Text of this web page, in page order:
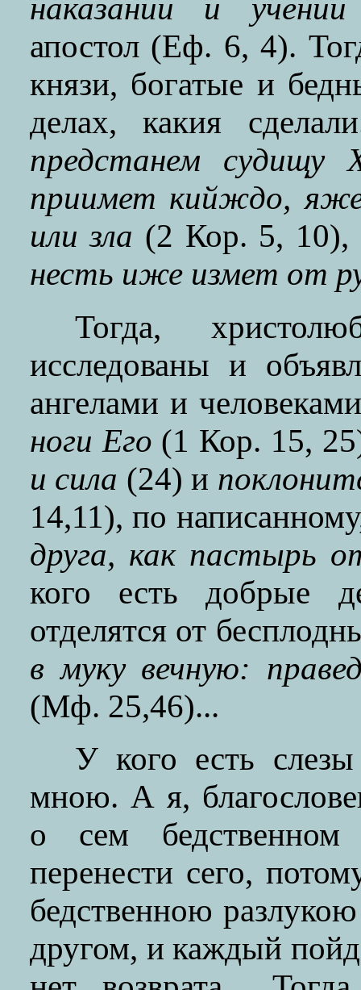
наказании и учении
апостол (Еф. 6, 4).
князи, богатые и
делах, какия
предстанем судищу
приимет кийждо, яже
или зла (2 Кор. 5, 10),
несть иже измет от
Тогда,
исследованы и
ангелами и
ноги Его (1 Кор. 15,
и сила (24) и
14,11), по
друга, как пастырь
кого есть добрые
отделятся от
в муку вечную:
(Мф. 25,46)...
У кого есть
мною. А я,
о сем
перенести сего,
бедственною
другом, и каждый